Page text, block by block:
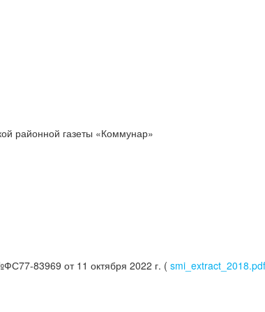
районной газеты «Коммунар»
83969 от 11 октября 2022 г. ( smi_extract_2018.pdf